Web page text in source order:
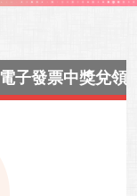
電子發票中獎兌領